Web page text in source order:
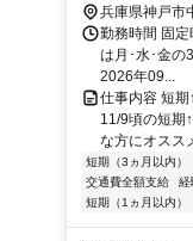
兵庫県神戸市
勤務時間 固
は月･水･金の
2026年09...
仕事内容 短
11/9頃の短期
な方にオスス
短期（3ヵ月以内）
交通費全額支給
経
短期（1ヵ月以内）